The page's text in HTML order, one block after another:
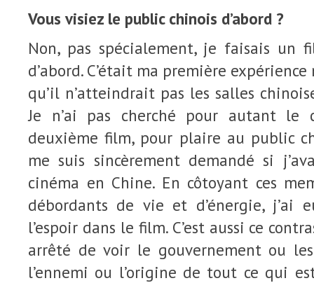
Vous visiez le public chinois d’abord ?
Non, pas spécialement, je faisais un
d’abord. C’était ma première
qu’il n’atteindrait pas les salles
Je n’ai pas cherché pour autant le
deuxième film, pour plaire au public
me suis sincèrement demandé si
cinéma en Chine. En côtoyant ces
débordants de vie et d’énergie, j’ai
l’espoir dans le film. C’est aussi ce
arrêté de voir le gouvernement ou
l’ennemi ou l’origine de tout ce qui